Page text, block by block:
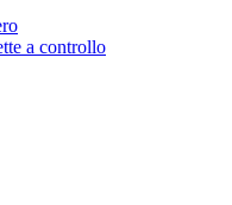
a controllo